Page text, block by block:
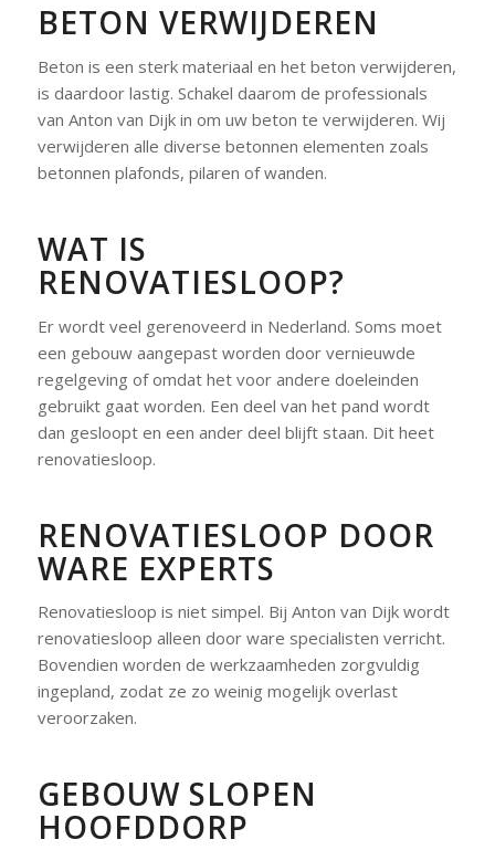
BETON VERWIJDEREN
Beton is een sterk materiaal en het beton verwijderen,
is daardoor lastig. Schakel daarom de professionals
van Anton van Dijk in om uw beton te verwijderen. Wij
verwijderen alle diverse betonnen elementen zoals
betonnen plafonds, pilaren of wanden.
WAT IS
RENOVATIESLOOP?
Er wordt veel gerenoveerd in Nederland. Soms moet
een gebouw aangepast worden door vernieuwde
regelgeving of omdat het voor andere doeleinden
gebruikt gaat worden. Een deel van het pand wordt
dan gesloopt en een ander deel blijft staan. Dit heet
renovatiesloop.
RENOVATIESLOOP DOOR
WARE EXPERTS
Renovatiesloop is niet simpel. Bij Anton van Dijk wordt
renovatiesloop alleen door ware specialisten verricht.
Bovendien worden de werkzaamheden zorgvuldig
ingepland, zodat ze zo weinig mogelijk overlast
veroorzaken.
GEBOUW SLOPEN
HOOFDDORP